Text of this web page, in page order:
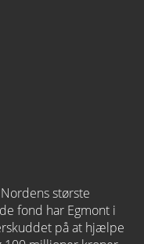
største
fond har Egmont i
på at hjælpe